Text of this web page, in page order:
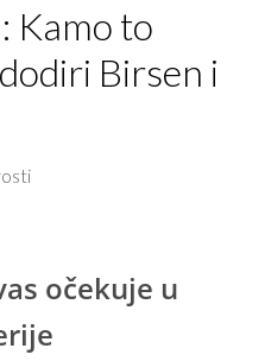
Kamo to
Birsen i
očekuje u